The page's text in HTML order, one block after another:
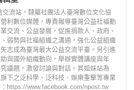
交流站，隸屬社團法人臺灣數位文化協
利數位媒體，專責報導臺灣公益社福動
交流、公益發展，促進捐款人、政府、
弱勢與社福組織之溝通，強化公益組織
志成為臺灣最大公益交流平臺。另引進
與國外組織動向，舉辦實體講座與年
議題，激發討論與對話。其姐妹站為
旗下之泛科學、泛科技、娛樂重擊等專業
https://www.facebook.com/npost.tw